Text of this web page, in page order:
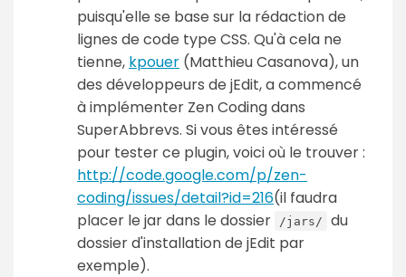
puisqu'elle se base sur la rédaction de
lignes de code type CSS. Qu'à cela ne
tienne, kpouer (Matthieu Casanova), un
des développeurs de jEdit, a commencé
à implémenter Zen Coding dans
SuperAbbrevs. Si vous êtes intéressé
pour tester ce plugin, voici où le trouver :
http://code.google.com/p/zen-
coding/issues/detail?id=216(il faudra
placer le jar dans le dossier
/jars/
du
dossier d'installation de jEdit par
exemple).